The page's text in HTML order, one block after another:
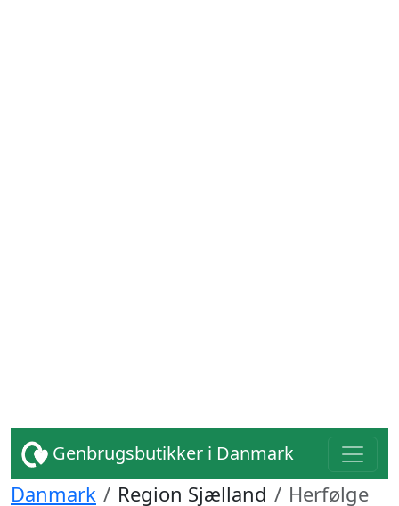
Genbrugsbutikker i Danmark
Danmark Region Sjælland Herfølge